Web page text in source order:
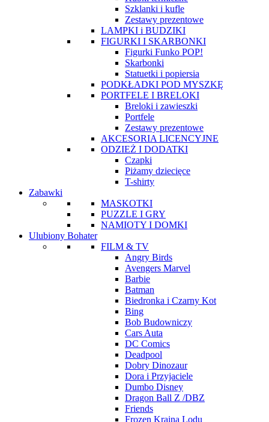
Szklanki i kufle
Zestawy prezentowe
LAMPKI i BUDZIKI
FIGURKI I SKARBONKI
Figurki Funko POP!
Skarbonki
Statuetki i popiersia
PODKŁADKI POD MYSZKĘ
PORTFELE I BRELOKI
Breloki i zawieszki
Portfele
Zestawy prezentowe
AKCESORIA LICENCYJNE
ODZIEŻ I DODATKI
Czapki
Piżamy dziecięce
T-shirty
Zabawki
MASKOTKI
PUZZLE I GRY
NAMIOTY I DOMKI
Ulubiony Bohater
FILM & TV
Angry Birds
Avengers Marvel
Barbie
Batman
Biedronka i Czarny Kot
Bing
Bob Budowniczy
Cars Auta
DC Comics
Deadpool
Dobry Dinozaur
Dora i Przyjaciele
Dumbo Disney
Dragon Ball Z /DBZ
Friends
Frozen Kraina Lodu